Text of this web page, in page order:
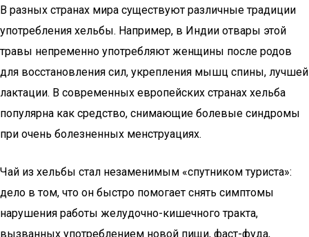
В разных странах мира существуют различные традиции
употребления хельбы. Например, в Индии отвары этой
травы непременно употребляют женщины после родов
для восстановления сил, укрепления мышц спины, лучшей
лактации. В современных европейских странах хельба
популярна как средство, снимающие болевые синдромы
при очень болезненных менструациях.
Чай из хельбы стал незаменимым «спутником туриста»:
дело в том, что он быстро помогает снять симптомы
нарушения работы желудочно-кишечного тракта,
вызванных употреблением новой пищи, фаст-фуда,